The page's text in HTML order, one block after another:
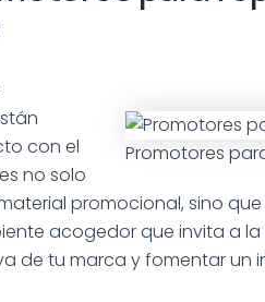
Promotores
con el
no solo
promocional, sino
acogedor que invita a la
de tu marca y fomentar un